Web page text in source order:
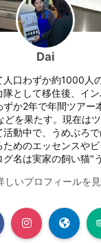
Dai
人口わずか約1000人
として移住後、イ
ずか2年で年間ツアー
を果たす。現在は
動中で、うめぶろ
ためのエッセンスや
名は実家の飼い猫"
しいプロフィールを